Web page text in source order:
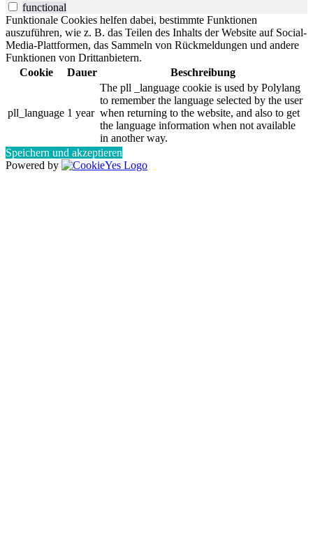
functional
Funktionale Cookies helfen dabei, bestimmte Funktionen
auszuführen, wie z. B. das Teilen des Inhalts der Website auf Social-
Media-Plattformen, das Sammeln von Rückmeldungen und andere
Funktionen von Drittanbietern.
Cookie
Dauer Beschreibung
pll_language 1 year
The pll _language cookie is used by Polylang
to remember the language selected by the user
when returning to the website, and also to get
the language information when not available
in another way.
Speichern und akzeptieren
Powered by